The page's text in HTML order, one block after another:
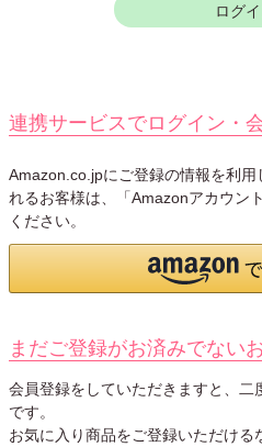
ログ
連携サービスでログイン・
Amazon.co.jpにご登録の情報を利用
れるお客様は、「Amazonアカウン
ください。
まだご登録がお済みでない
会員登録をしていただきますと、二
です。
お気に入り商品をご登録いただける